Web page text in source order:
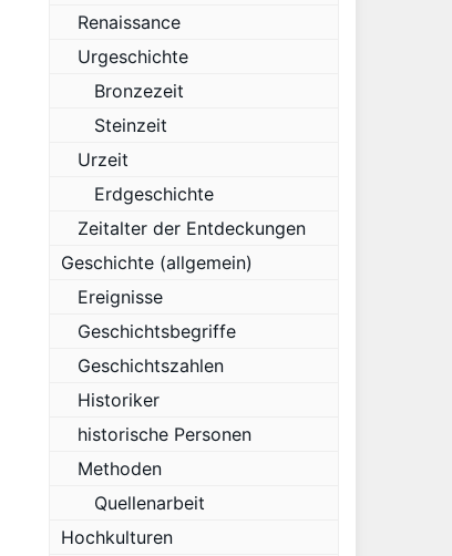
Renaissance
Urgeschichte
Bronzezeit
Steinzeit
Urzeit
Erdgeschichte
Zeitalter der Entdeckungen
Geschichte (allgemein)
Ereignisse
Geschichtsbegriffe
Geschichtszahlen
Historiker
historische Personen
Methoden
Quellenarbeit
Hochkulturen